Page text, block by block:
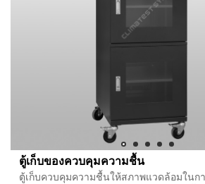
ตู้เก็บของควบคุมความชื้น
ตู้เก็บควบคุมความชื้นให้สภาพแวดล้อมในก